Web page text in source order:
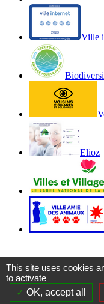
Ville
Elioz
This site uses cookies
to activate
OK, accept all